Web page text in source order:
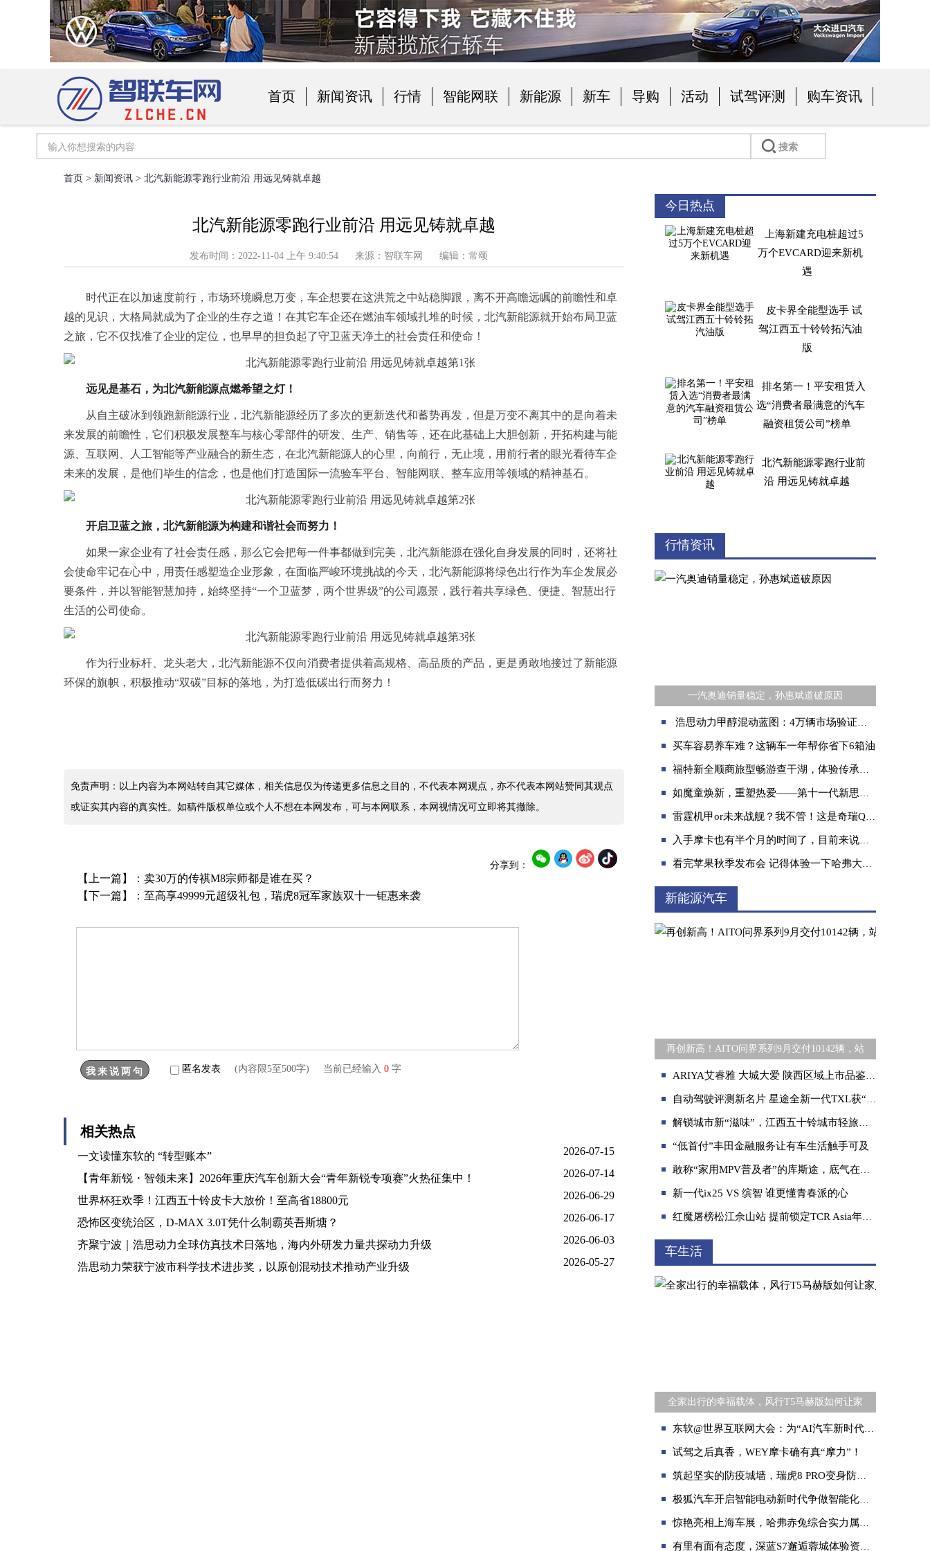
首页 新闻资讯 行情 智能网联 新能源 新车 导购 活动 试驾评测 购车资讯
首页 > 新闻资讯 > 北汽新能源零跑行业前沿 用远见铸就卓越
北汽新能源零跑行业前沿 用远见铸就卓越
发布时间：2022-11-04 上午 9:40:54 来源：智联车网 编辑：常颂
时代正在以加速度前行，市场环境瞬息万变，车企想要在这洪荒之中站稳脚跟，离不开高瞻远瞩的前瞻性和卓
越的见识，大格局就成为了企业的生存之道！在其它车企还在燃油车领域扎堆的时候，北汽新能源就开始布局卫蓝
之旅，它不仅找准了企业的定位，也早早的担负起了守卫蓝天净土的社会责任和使命！
远见是基石，为北汽新能源点燃希望之灯！
从自主破冰到领跑新能源行业，北汽新能源经历了多次的更新迭代和蓄势再发，但是万变不离其中的是向着未
来发展的前瞻性，它们积极发展整车与核心零部件的研发、生产、销售等，还在此基础上大胆创新，开拓构建与能
源、互联网、人工智能等产业融合的新生态，在北汽新能源人的心里，向前行，无止境，用前行者的眼光看待车企
未来的发展，是他们毕生的信念，也是他们打造国际一流验车平台、智能网联、整车应用等领域的精神基石。
开启卫蓝之旅，北汽新能源为构建和谐社会而努力！
如果一家企业有了社会责任感，那么它会把每一件事都做到完美，北汽新能源在强化自身发展的同时，还将社
会使命牢记在心中，用责任感塑造企业形象，在面临严峻环境挑战的今天，北汽新能源将绿色出行作为车企发展必
要条件，并以智能智慧加持，始终坚持“一个卫蓝梦，两个世界级”的公司愿景，践行着共享绿色、便捷、智慧出行
生活的公司使命。
作为行业标杆、龙头老大，北汽新能源不仅向消费者提供着高规格、高品质的产品，更是勇敢地接过了新能源
环保的旗帜，积极推动“双碳”目标的落地，为打造低碳出行而努力！
免责声明：以上内容为本网站转自其它媒体，相关信息仅为传递更多信息之目的，不代表本网观点，亦不代表本网站赞同其观点
或证实其内容的真实性。如稿件版权单位或个人不想在本网发布，可与本网联系，本网视情况可立即将其撤除。
分享到：
【上一篇】： 卖30万的传祺M8宗师都是谁在买？
【下一篇】： 至高享49999元超级礼包，瑞虎8冠军家族双十一钜惠来袭
匿名发表 (内容限5至500字) 当前已经输入 0 字
相关热点
一文读懂东软的 “转型账本” 2026-07-15
【青年新锐・智领未来】2026年重庆汽车创新大会“青年新锐专项赛”火热征集中！ 2026-07-14
世界杯狂欢季！江西五十铃皮卡大放价！至高省18800元 2026-06-29
恐怖区变统治区，D-MAX 3.0T凭什么制霸英吾斯塘？ 2026-06-17
齐聚宁波｜浩思动力全球仿真技术日落地，海内外研发力量共探动力升级 2026-06-03
浩思动力荣获宁波市科学技术进步奖，以原创混动技术推动产业升级 2026-05-27
今日热点
上海新建充电桩超过5
万个EVCARD迎来新机
遇
皮卡界全能型选手 试
驾江西五十铃铃拓汽油
版
排名第一！平安租赁入
选“消费者最满意的汽车
融资租赁公司”榜单
北汽新能源零跑行业前
沿 用远见铸就卓越
五十铃“卷”起来太疯狂
汽油版mu-X牧游侠上
行情资讯
一汽奥迪销量稳定，孙惠斌道破原因
浩思动力甲醇混动蓝图：4万辆市场验证，乘商并举拓能源多样化
买车容易养车难？这辆车一年帮你省下6箱油
福特新全顺商旅型畅游查干湖，体验传承千年的渔猎文化
如魔童焕新，重塑热爱——第十一代新思域即将登场
雷霆机甲or未来战舰？我不管！这是奇瑞QQ无界Pro！
入手摩卡也有半个月的时间了，目前来说很满意！
看完苹果秋季发布会 记得体验一下哈弗大狗的硬核科技
新能源汽车
再创新高！AITO问界系列9月交付10142辆，站
ARIYA艾睿雅 大城大爱 陕西区域上市品鉴会圆满举行
自动驾驶评测新名片 星途全新一代TXL获“智能之星”智行座驾认证
解锁城市新“滋味”，江西五十铃城市轻旅驾期首赴贵阳！
“低首付”丰田金融服务让有车生活触手可及
敢称“家用MPV普及者”的库斯途，底气在这里
新一代ix25 VS 缤智 谁更懂青春派的心
红魔屠榜松江佘山站 提前锁定TCR Asia年度三冠
车生活
全家出行的幸福载体，风行T5马赫版如何让家
东软@世界互联网大会：为“AI汽车新时代”铺设全球化跑道
试驾之后真香，WEY摩卡确有真“摩力”！
筑起坚实的防疫城墙，瑞虎8 PRO变身防疫“先锋”！
极狐汽车开启智能电动新时代争做智能化标杆
惊艳亮相上海车展，哈弗赤兔综合实力属同级顶流
有里有面有态度，深蓝S7邂逅蓉城体验资格生活